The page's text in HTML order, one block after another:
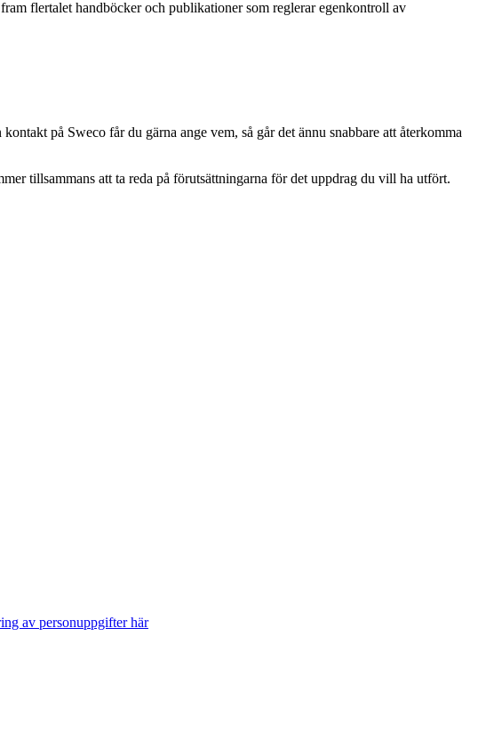
flertalet handböcker och publikationer som reglerar egenkontroll av
på Sweco får du gärna ange vem, så går det ännu snabbare att återkomma
tillsammans att ta reda på förutsättningarna för det uppdrag du vill ha utfört.
av personuppgifter här